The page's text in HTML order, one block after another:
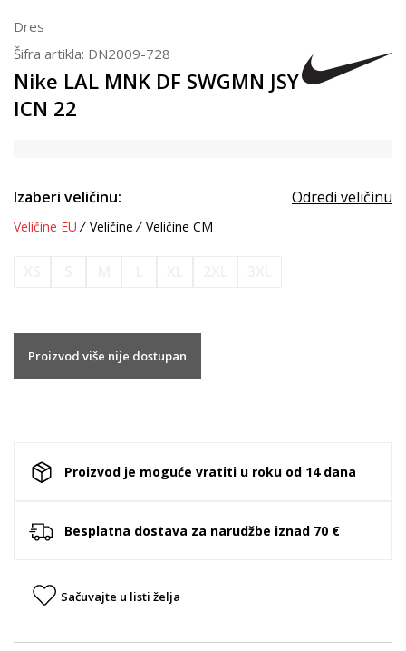
Dres
Šifra artikla: DN2009-728
Nike LAL MNK DF SWGMN JSY
ICN 22
Izaberi veličinu: Odredi veličinu
Veličine EU Veličine Veličine CM
Proizvod više nije dostupan
Proizvod je moguće vratiti u roku od 14 dana
Besplatna dostava za narudžbe iznad 70 €
Sačuvajte u listi želja